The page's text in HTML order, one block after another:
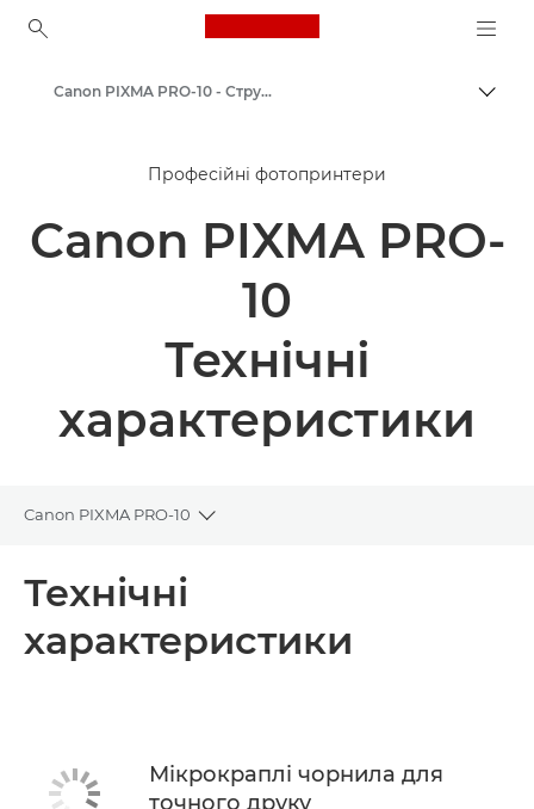
Canon Logo, back to
Принтери Canon
Canon PIXMA PRO-10 - Струминні фотопринтери
Професійні фотопринтери
Canon PIXMA PRO-
10
Технічні
характеристики
Canon PIXMA PRO-10
Toggle breadcrumbs
Технічні характеристики
Технічні
характеристики
Мікрокраплі чорнила для
точного друку